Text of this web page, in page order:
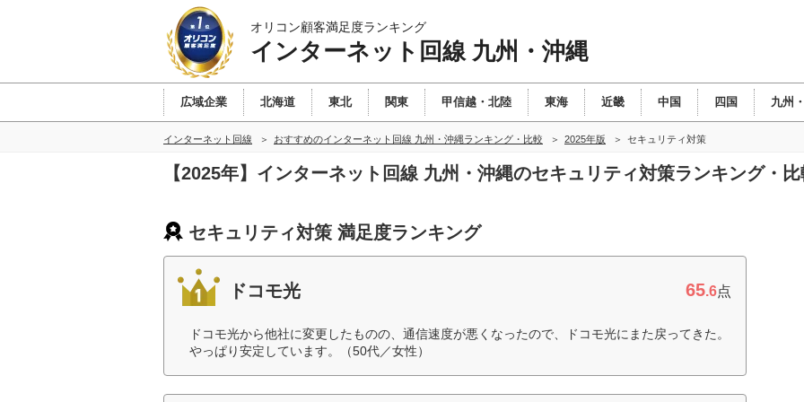
オリコン顧客満足度ランキング
インターネット回線 九州・沖縄
広域企業 北海道 東北 関東 甲信越・北陸 東海 近畿 中国 四国 九州
インターネット回線 おすすめのインターネット回線 九州・沖縄ランキング・比較 2025年版 セキュリティ対策
【2025年】インターネット回線 九州・沖縄のセキュリティ対策ランキング・
セキュリティ対策 満足度ランキング
ドコモ光 65.6点
ドコモ光から他社に変更したものの、通信速度が悪くなったので、ドコモ光にまた戻ってきた。
やっぱり安定しています。（50代／女性）